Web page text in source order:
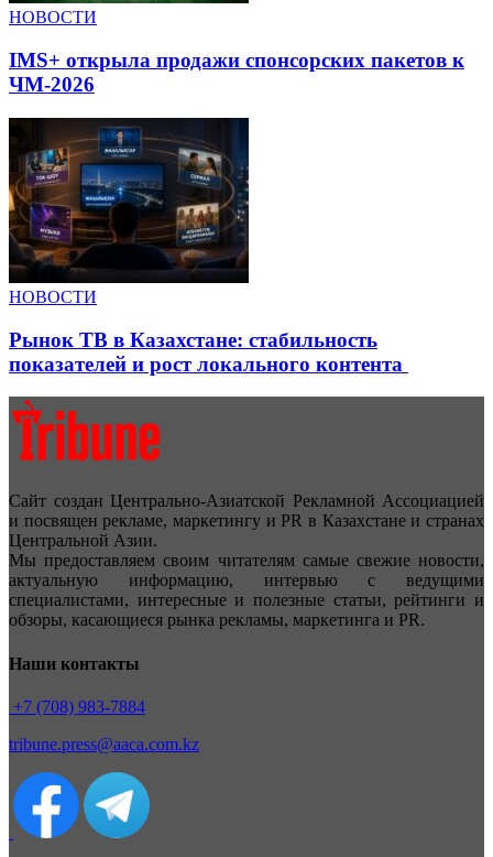
НОВОСТИ
IMS+ открыла продажи спонсорских пакетов к
ЧМ-2026
НОВОСТИ
Рынок ТВ в Казахстане: стабильность
показателей и рост локального контента
Сайт создан Центрально-Азиатской Рекламной Ассоциацией
и посвящен рекламе, маркетингу и PR в Казахстане и странах
Центральной Азии.
Мы предоставляем своим читателям самые свежие новости,
актуальную информацию, интервью с ведущими
специалистами, интересные и полезные статьи, рейтинги и
обзоры, касающиеся рынка рекламы, маркетинга и PR.
Наши контакты
+7 (708) 983-7884
tribune.press@aaca.com.kz